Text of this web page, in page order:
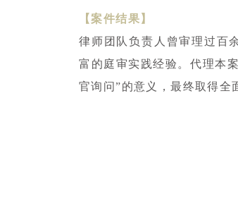
【案件结果】
律师团队负责人曾审理过百
富的庭审实践经验。代理本
官询问”的意义，最终取得全